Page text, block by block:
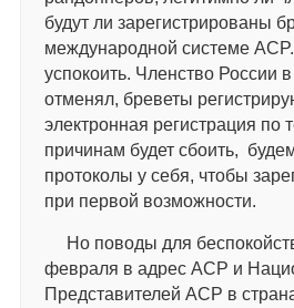
будут ли зарегистрированы
международной системе
успокоить. Членство России
отменял, бреветы
электронная регистрация по
причинам будет сбоить,
протоколы у себя, чтобы
при первой возможности.
Но поводы для
февраля в адрес АСР и
Представителей АСР в